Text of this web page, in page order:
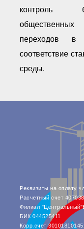
контроль
переходов в
соответствие
среды.
Реквизиты на оплату
Расчетный счет
Филиал
БИК 044525411
Корр.счет